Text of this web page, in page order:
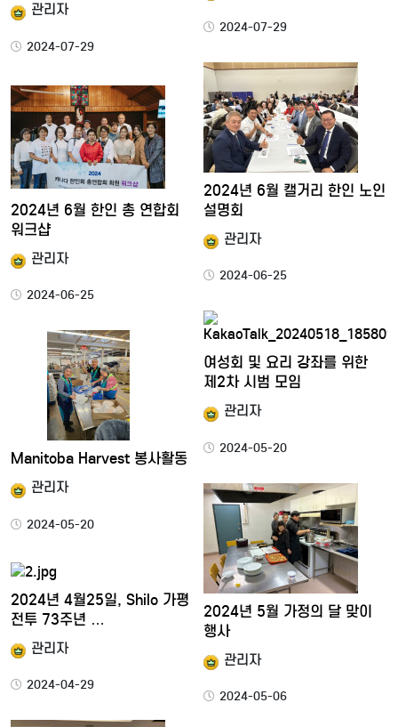
2024-07-29
관리자
2024-07-29
2024년 6월 캘거리 한인 노인
설명회
관리자
2024-06-25
2024년 6월 한인 총 연합회
워크샵
관리자
2024-06-25
여성회 및 요리 강좌를 위한
제2차 시범 모임
관리자
2024-05-20
Manitoba Harvest 봉사활동
관리자
2024-05-20
2024년 5월 가정의 달 맞이
행사
관리자
2024-05-06
2024년 4월25일, Shilo 가평
전투 73주년 …
관리자
2024-04-29